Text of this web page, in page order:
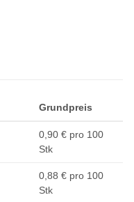
Grundpreis
0,90 € pro 100
Stk
0,88 € pro 100
Stk